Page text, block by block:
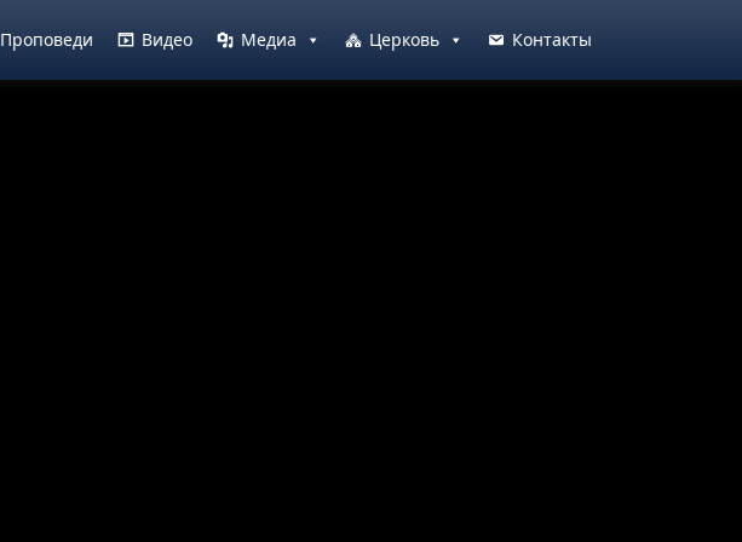
Проповеди Видео Медиа Церковь Контакты